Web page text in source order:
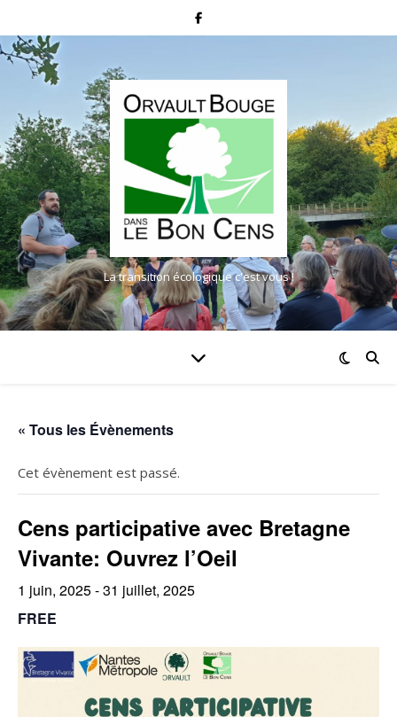
La transition écologique c'est vous !
« Tous les Évènements
Cet évènement est passé.
Cens participative avec Bretagne
Vivante: Ouvrez l’Oeil
1 juin, 2025-31 juillet, 2025
FREE